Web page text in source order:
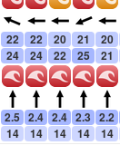
22 22 20 21 20
24 24 22 25 21
2.5 2.4 2.4 2.3 2.2
14 14 14 14 14